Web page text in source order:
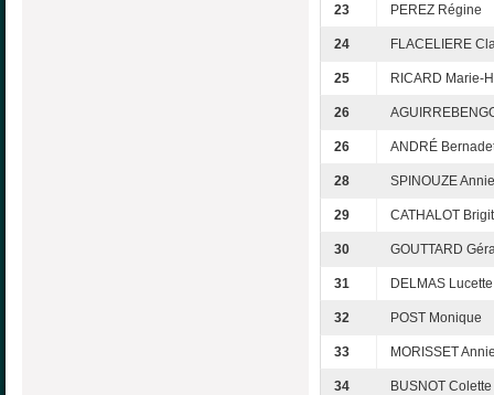
23 PEREZ Régine
24 FLACELIERE
25 RICARD Marie-
26
26 ANDRÉ
28 SPINOUZE Annie
29 CATHALOT
30 GOUTTARD
31 DELMAS Lucette
32 POST Monique
33 MORISSET
34 BUSNOT Colette